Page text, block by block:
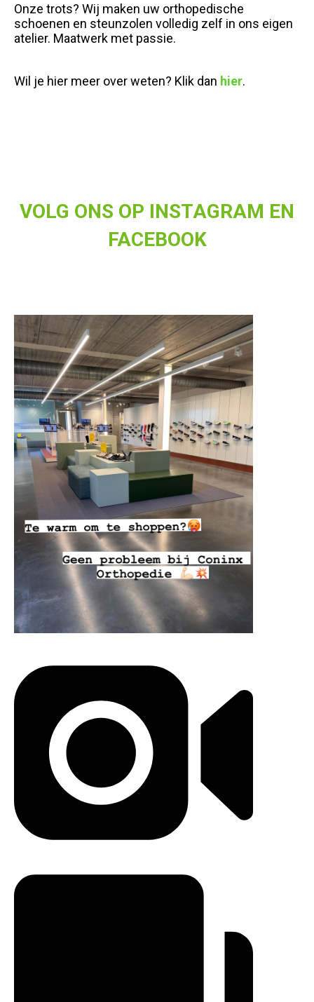
Onze trots? Wij maken uw orthopedische
schoenen en steunzolen volledig zelf in ons eigen
atelier. Maatwerk met passie.
Wil je hier meer over weten? Klik dan hier.
VOLG ONS OP INSTAGRAM EN
FACEBOOK